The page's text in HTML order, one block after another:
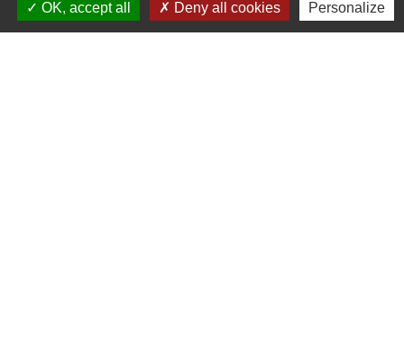
Liens
OK, accept all
Deny all cookies Personalize